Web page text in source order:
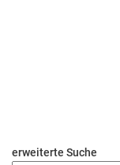
erweiterte Suche